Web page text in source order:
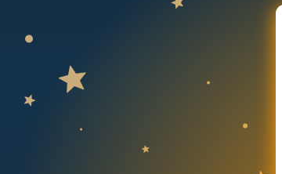
Показати більше